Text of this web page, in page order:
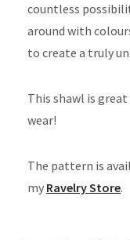
countless
around with
to create a truly
This shawl is
wear!
The pattern is
my Ravelry Store.